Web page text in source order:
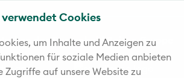
verwendet Cookies
um Inhalte und Anzeigen zu
für soziale Medien anbieten
Zugriffe auf unsere Website zu
der Twerenbold Reisen Gruppe